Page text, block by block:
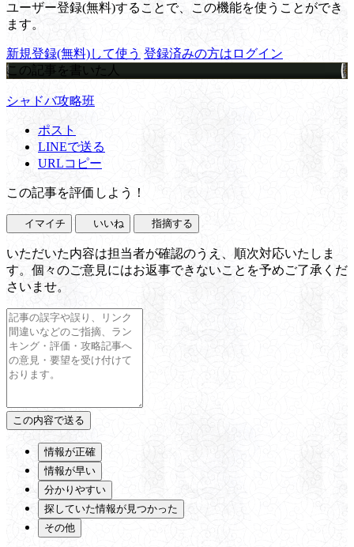
ユーザー登録(無料)することで、この機能を使うことができ
ます。
新規登録(無料)して使う 登録済みの方はログイン
この記事を書いた人
シャドバ攻略班
ポスト
LINEで送る
URLコピー
この記事を評価しよう！
イマイチ いいね 指摘する
いただいた内容は担当者が確認のうえ、順次対応いたしま
す。個々のご意見にはお返事できないことを予めご了承くだ
さいませ。
情報が正確
情報が早い
分かりやすい
探していた情報が見つかった
その他